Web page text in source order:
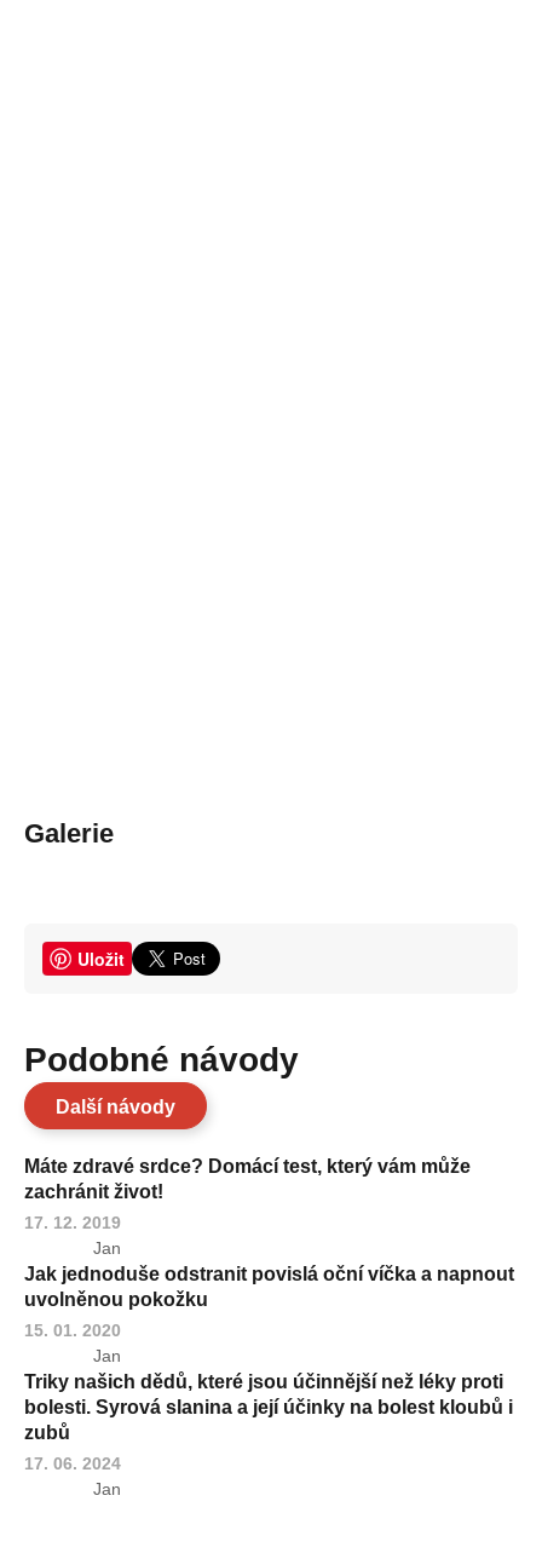
Galerie
Uložit
Podobné návody
Další návody
Máte zdravé srdce? Domácí test, který vám může
zachránit život!
17. 12. 2019
Jan
Jak jednoduše odstranit povislá oční víčka a napnout
uvolněnou pokožku
15. 01. 2020
Jan
Triky našich dědů, které jsou účinnější než léky proti
bolesti. Syrová slanina a její účinky na bolest kloubů i
zubů
17. 06. 2024
Jan